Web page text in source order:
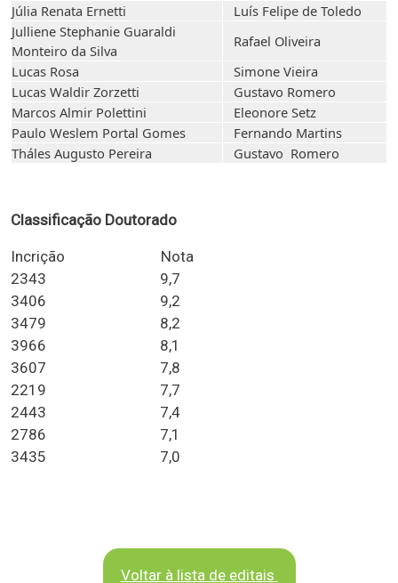
Júlia Renata Ernetti
Luís Felipe de Toledo
Julliene Stephanie Guaraldi
Monteiro da Silva
Rafael Oliveira
Lucas Rosa
Simone Vieira
Lucas Waldir Zorzetti
Gustavo Romero
Marcos Almir Polettini
Eleonore Setz
Paulo Weslem Portal Gomes
Fernando Martins
Tháles Augusto Pereira
Gustavo Romero
Classificação Doutorado
Incrição Nota
2343 9,7
3406 9,2
3479 8,2
3966 8,1
3607 7,8
2219 7,7
2443 7,4
2786 7,1
3435 7,0
Voltar à lista de editais